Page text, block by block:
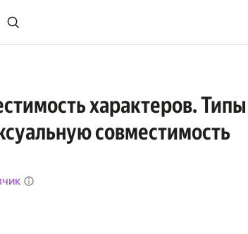
характеров.
совместимость